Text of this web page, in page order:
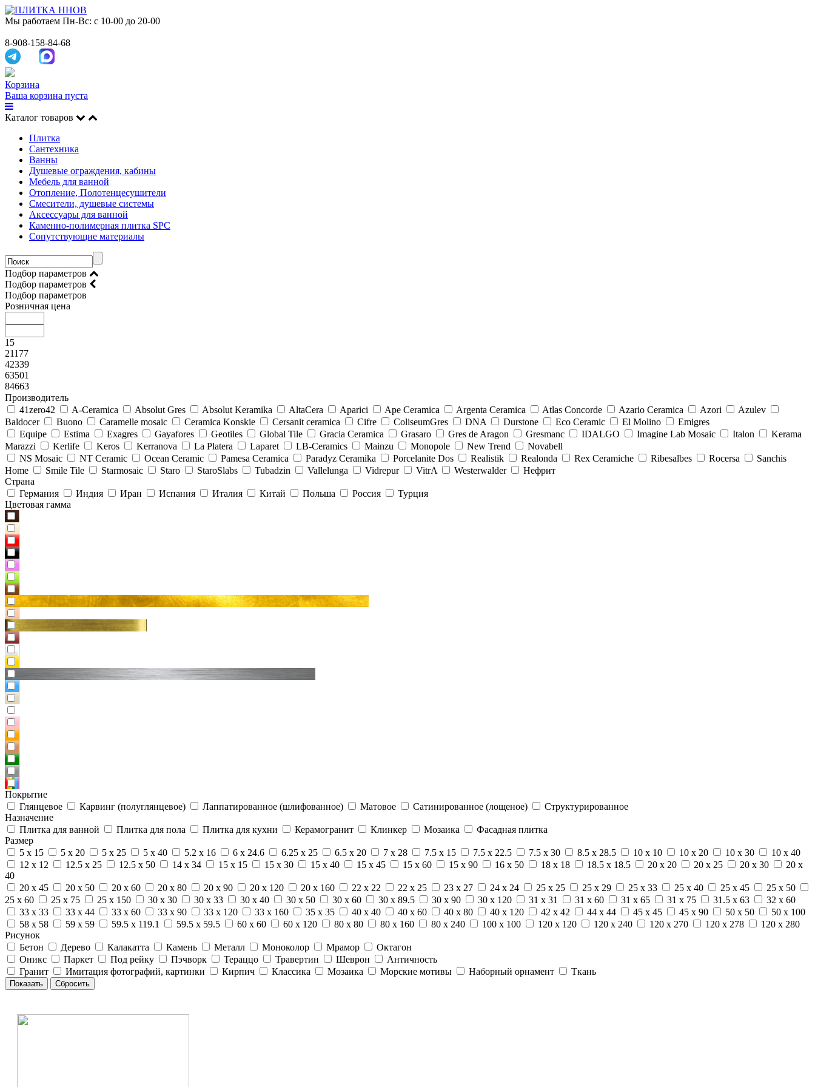
Мы работаем Пн-Вс: с 10-00 до 20-00
8-908-158-84-68
Корзина
Ваша корзина пуста
Каталог товаров
Плитка
Сантехника
Ванны
Душевые ограждения, кабины
Мебель для ванной
Отопление, Полотенцесушители
Смесители, душевые системы
Аксессуары для ванной
Каменно-полимерная плитка SPC
Сопутствующие материалы
Подбор параметров
Подбор параметров
Подбор параметров
Розничная цена
15
21177
42339
63501
84663
Производитель
41zero42
A-Ceramica Absolut Gres Absolut Keramika AltaCera Aparici Ape Ceramica Argenta Ceramica Atlas Concorde Azario Ceramica Azori
Azulev
Baldocer
Buono Caramelle mosaic Ceramica Konskie Cersanit ceramica Cifre ColiseumGres DNA Durstone Eco Ceramic El Molino
Emigres
Equipe
Estima Exagres Gayafores Geotiles Global Tile Gracia Ceramica Grasaro Gres de Aragon Gresmanc IDALGO Imagine Lab Mosaic Italon
Kerama
Marazzi
Kerlife Keros Kerranova La Platera Laparet LB-Ceramics Mainzu Monopole New Trend
Novabell
NS Mosaic
NT Ceramic Ocean Ceramic Pamesa Ceramica Paradyz Сeramika Porcelanite Dos Realistik Realonda Rex Ceramiche Ribesalbes Rocersa
Sanchis
Home
Smile Tile Starmosaic Staro StaroSlabs Tubadzin Vallelunga Vidrepur VitrA Westerwalder
Нефрит
Страна
Германия
Индия Иран Испания Италия Китай Польша Россия
Турция
Цветовая гамма
Покрытие
Глянцевое
Карвинг (полуглянцевое) Лаппатированное (шлифованное) Матовое Сатинированное (лощеное)
Структурированное
Назначение
Плитка для ванной
Плитка для пола Плитка для кухни Керамогранит Клинкер Мозаика
Фасадная плитка
Размер
5 x 15
5 x 20 5 x 25 5 x 40 5.2 x 16 6 x 24.6 6.25 x 25 6.5 x 20 7 x 28 7.5 x 15 7.5 x 22.5 7.5 x 30 8.5 x 28.5 10 x 10 10 x 20 10 x 30
10 x 40
12 x 12
12.5 x 25 12.5 x 50 14 x 34 15 x 15 15 x 30 15 x 40 15 x 45 15 x 60 15 x 90 16 x 50 18 x 18 18.5 x 18.5 20 x 20 20 x 25 20 x 30
20 x
40
20 x 45
20 x 50 20 x 60 20 x 80 20 x 90 20 x 120 20 x 160 22 x 22 22 x 25 23 x 27 24 x 24 25 x 25 25 x 29 25 x 33 25 x 40 25 x 45
25 x 50
25 x 60
25 x 75 25 x 150 30 x 30 30 x 33 30 x 40 30 x 50 30 x 60 30 x 89.5 30 x 90 30 x 120 31 x 31 31 x 60 31 x 65 31 x 75 31.5 x 63
32 x 60
33 x 33
33 x 44 33 x 60 33 x 90 33 x 120 33 x 160 35 x 35 40 x 40 40 x 60 40 x 80 40 x 120 42 x 42 44 x 44 45 x 45 45 x 90 50 x 50
50 x 100
58 x 58
59 x 59 59.5 x 119.1 59.5 x 59.5 60 x 60 60 x 120 80 x 80 80 x 160 80 x 240 100 x 100 120 x 120 120 x 240 120 x 270 120 x 278
120 x 280
Рисунок
Бетон
Дерево Калакатта Камень Металл Моноколор Мрамор
Октагон
Оникс
Паркет Под рейку Пэчворк Тераццо Травертин Шеврон
Античность
Гранит
Имитация фотографий, картинки Кирпич Классика Мозаика Морские мотивы Наборный орнамент Ткань